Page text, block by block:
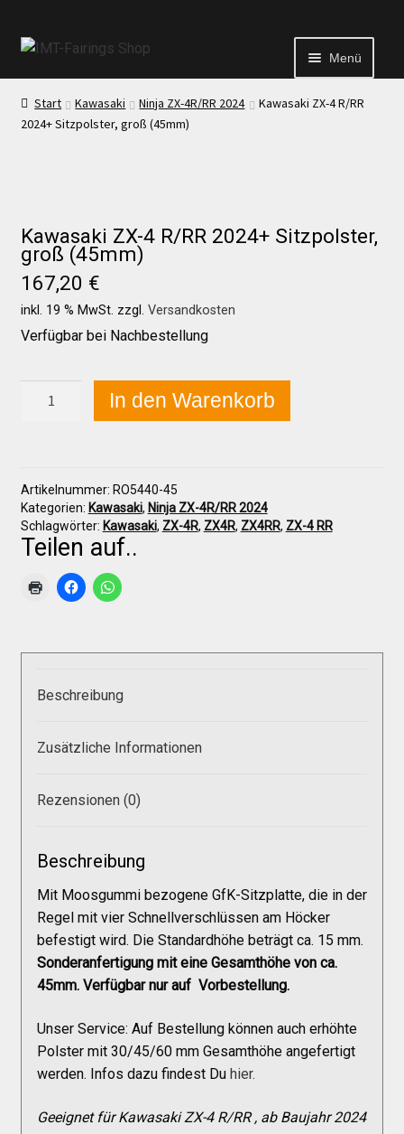
Menü
Start
Kontakt
News
News
Test Startseite
Infos zu unseren Produkten
Händlerkonditionen
Sitzpolster und erhöhte Sitzpolster
Preislisten
Kasse
Mein Konto
Allgemeine Geschäftsbedingungen
FAQs
Start Kawasaki Ninja ZX-4R/RR 2024
Kawasaki ZX-4 R/RR
2024+ Sitzpolster, groß (45mm)
Kawasaki ZX-4 R/RR 2024+ Sitzpolster,
groß (45mm)
167,20 €
inkl. 19 % MwSt. zzgl. Versandkosten
Verfügbar bei Nachbestellung
groß
(45mm)
Menge
In den Warenkorb
Artikelnummer: RO5440-45
Kategorien: Kawasaki, Ninja ZX-4R/RR 2024
Schlagwörter: Kawasaki, ZX-4R, ZX4R, ZX4RR, ZX-4 RR
Teilen auf..
Beschreibung
Zusätzliche Informationen
Rezensionen (0)
Beschreibung
Mit Moosgummi bezogene GfK-Sitzplatte, die in der
Regel mit vier Schnellverschlüssen am Höcker
befestigt wird. Die Standardhöhe beträgt ca. 15 mm.
Sonderanfertigung mit eine Gesamthöhe von ca.
45mm. Verfügbar nur auf Vorbestellung.
Unser Service: Auf Bestellung können auch erhöhte
Polster mit 30/45/60 mm Gesamthöhe angefertigt
werden. Infos dazu findest Du hier.
Geeignet für Kawasaki ZX-4 R/RR , ab Baujahr 2024